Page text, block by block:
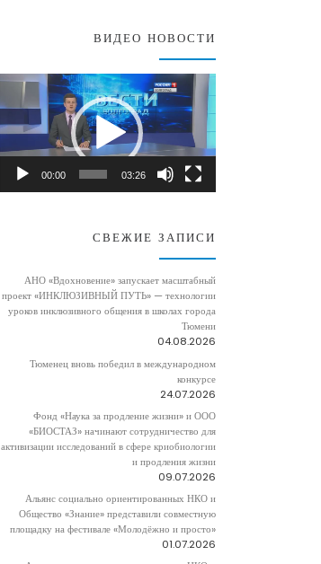
ВИДЕО НОВОСТИ
00:00 03:26
СВЕЖИЕ ЗАПИСИ
АНО «Вдохновение» запускает масштабный
проект «ИНКЛЮЗИВНЫЙ ПУТЬ» — технологии
уроков инклюзивного общения в школах города
Тюмени
04.08.2026
Тюменец вновь победил в международном
конкурсе
24.07.2026
Фонд «Наука за продление жизни» и ООО
«БИОСТАЗ» начинают сотрудничество для
активизации исследований в сфере криобиологии
и продления жизни
09.07.2026
Альянс социально ориентированных НКО и
Общество «Знание» представили совместную
площадку на фестивале «Молодёжно и просто»
01.07.2026